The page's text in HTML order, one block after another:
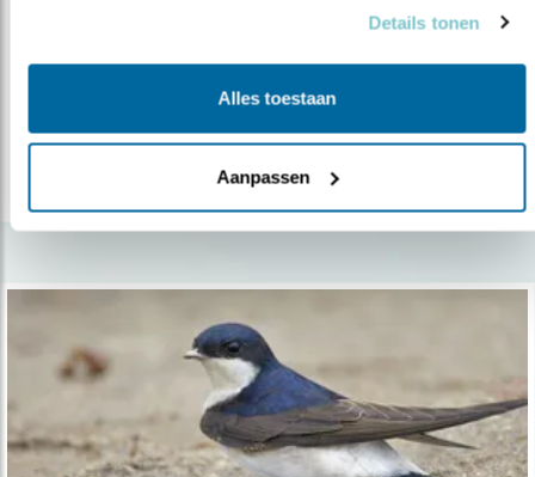
Details tonen
Alles toestaan
Aanpassen
Maak snel een simpel bijenhotel
of theedoosje en ga aan de slag..